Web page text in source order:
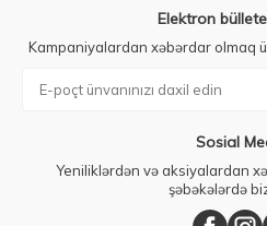
Elektron
Kampaniyalardan xəbərdar olmaq
Sosial
Yeniliklərdən və aksiyalardan
şəbəkələrdə